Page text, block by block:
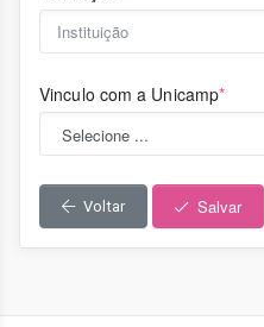
Vinculo com a Unicamp*
Voltar Salvar